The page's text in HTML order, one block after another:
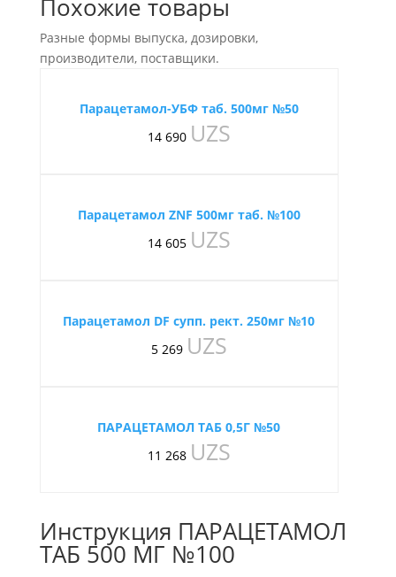
Похожие товары
Разные формы выпуска, дозировки,
производители, поставщики.
Парацетамол-УБФ таб. 500мг №50
14 690 UZS
Парацетамол ZNF 500мг таб. №100
14 605 UZS
Парацетамол DF супп. рект. 250мг №10
5 269 UZS
ПАРАЦЕТАМОЛ ТАБ 0,5Г №50
11 268 UZS
Инструкция ПАРАЦЕТАМОЛ
ТАБ 500 МГ №100